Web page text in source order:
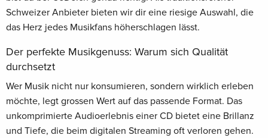
Schweizer Anbieter bieten wir dir eine riesige Auswahl, die
das Herz jedes Musikfans höherschlagen lässt.
Der perfekte Musikgenuss: Warum sich Qualität
durchsetzt
Wer Musik nicht nur konsumieren, sondern wirklich erleben
möchte, legt grossen Wert auf das passende Format. Das
unkomprimierte Audioerlebnis einer CD bietet eine Brillanz
und Tiefe, die beim digitalen Streaming oft verloren gehen.